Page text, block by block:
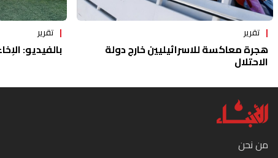
تقرير
هجرة معاكسة للاسرائيليين خارج دولة
الاحتلال
تقرير
بالفيديو:
من نحن